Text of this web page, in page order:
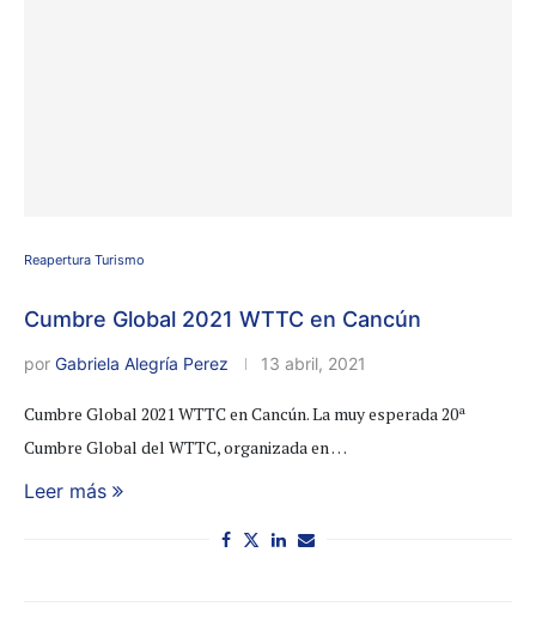
Reapertura Turismo
Cumbre Global 2021 WTTC en Cancún
por Gabriela Alegría Perez 13 abril, 2021
Cumbre Global 2021 WTTC en Cancún. La muy esperada 20ª
Cumbre Global del WTTC, organizada en …
Leer más